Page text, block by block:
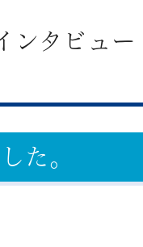
ンタビュー
た。